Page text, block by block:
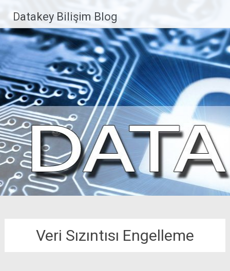
Datakey Bilişim Blog
Veri Sızıntısı Engelleme